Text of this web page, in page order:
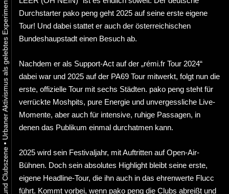
•
Durchstarter pako peng geht 2025 auf seine erste eigene
Tour! Und dabei stattet er auch der österreichischen
Bundeshaupstadt einen Besuch ab.
Nachdem er als Support-Act auf der „rémi.fr Tour 2024“
dabei war und 2025 auf der PA69 Tour mitwerkt, folgt nun die
erste, offizielle Tour mit sechs Städten. pako peng steht für
verrückte Moshpits, pure Energie und unvergessliche Live-
Momente, aber auch für intensive, ruhige Passagen, in
denen das Publikum einmal durchatmen kann.
2025 wird sein Festivaljahr, mit Auftritten auf Open-Air-
Bühnen. Doch sein absolutes Highlight bleibt seine erste,
eigene Headline-Tour, die ihn auch in das ehrenwerte Flucc
führt. Kommt vorbei, wenn pako peng die Clubs abreißt und